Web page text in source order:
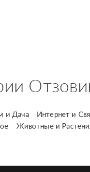
и Дача Интернет и
Животные и